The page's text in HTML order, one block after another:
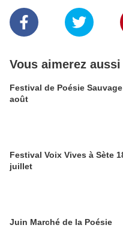
Vous aimerez aussi
Festival de Poésie
août
Festival Voix Vives à Sète
juillet
Juin Marché de la Poésie